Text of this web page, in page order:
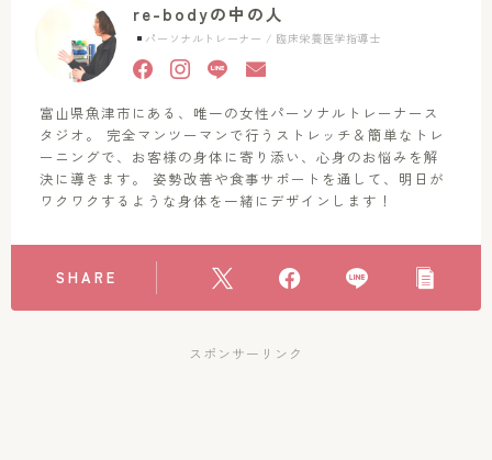
re-bodyの中の人
パーソナルトレーナー / 臨床栄養医学指導士
富山県魚津市にある、唯一の女性パーソナルトレーナース
タジオ。 完全マンツーマンで行うストレッチ＆簡単なトレ
ーニングで、お客様の身体に寄り添い、心身のお悩みを解
決に導きます。 姿勢改善や食事サポートを通して、明日が
ワクワクするような身体を一緒にデザインします！
SHARE
スポンサーリンク